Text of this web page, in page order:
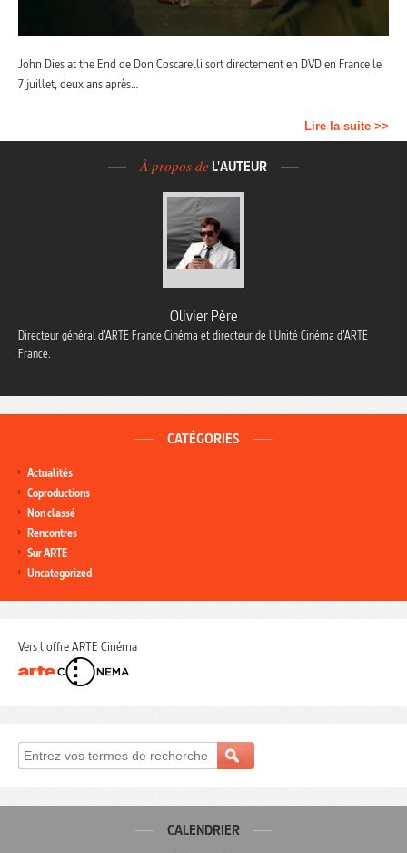
John Dies at the End de Don Coscarelli sort directement en DVD en France le
7 juillet, deux ans après…
Lire la suite >>
À propos de L'AUTEUR
Olivier Père
Directeur général d’ARTE France Cinéma et directeur de l’Unité Cinéma d’ARTE
France.
CATÉGORIES
Actualités
Coproductions
Non classé
Rencontres
Sur ARTE
Uncategorized
Vers l'offre ARTE Cinéma
CALENDRIER